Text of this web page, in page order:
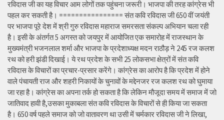
रविदास जी का यह विचार आम लोगों तक पहुंचना जरूरी। भाजपा की तरह कांग्रेस भी
पहल कर सकती है। ================ संत कवि रविदास जी 650 वीं जयंती
पर भाजपा पूरे देश में श्री गुरु रविदास महाराज समरसता संकल्प अभियान चला रही
है। इसी के अंतर्गत 5 अगस्त को जयपुर में आयोजित एक समारोह में राजस्थान के
मुख्यमंत्री भजनलाल शर्मा और भाजपा के प्रदेशाध्यक्ष मदन राठौड़ ने 245 रज कलश
रथ को हरी झंडी दिखाई। ये रथ प्रदेश के सभी 25 लोकसभा क्षेत्रों में संत कवि
रविदास के विचारों का प्रचार-प्रसार करेंगे। कांग्रेस का आरोप है कि प्रदेश में होने
वाले पंचायती राज और शहरी निकायों के चुनावों के मद्देनजर रज कलश रथ को घुमाया
जा रहा है। कांग्रेस का अपना तर्क हो सकता है कि लेकिन मौजूदा समय में समाज में जो
जातिवाद हावी है,उसका मुकाबला संत कवि रविदास के विचारों से ही किया जा सकता
है। 650 वर्ष पहले समाज को जो वातावरण था उसी में चर्मकार रविदास जी ने लिखा,